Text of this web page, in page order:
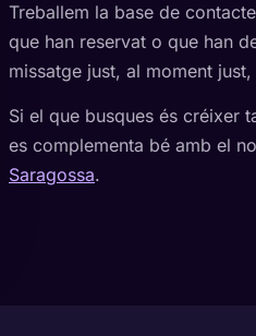
Treballem la base de
que han reservat o que han
missatge just, al moment
Si el que busques és créixer
es complementa bé amb el
Saragossa.